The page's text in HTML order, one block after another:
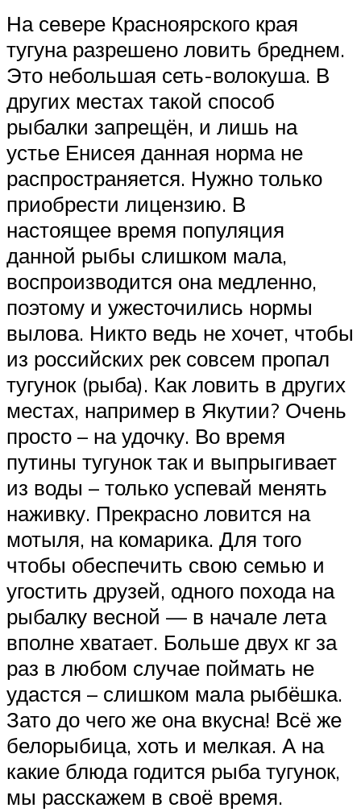
На севере Красноярского края
тугуна разрешено ловить бреднем.
Это небольшая сеть-волокуша. В
других местах такой способ
рыбалки запрещён, и лишь на
устье Енисея данная норма не
распространяется. Нужно только
приобрести лицензию. В
настоящее время популяция
данной рыбы слишком мала,
воспроизводится она медленно,
поэтому и ужесточились нормы
вылова. Никто ведь не хочет, чтобы
из российских рек совсем пропал
тугунок (рыба). Как ловить в других
местах, например в Якутии? Очень
просто – на удочку. Во время
путины тугунок так и выпрыгивает
из воды – только успевай менять
наживку. Прекрасно ловится на
мотыля, на комарика. Для того
чтобы обеспечить свою семью и
угостить друзей, одного похода на
рыбалку весной — в начале лета
вполне хватает. Больше двух кг за
раз в любом случае поймать не
удастся – слишком мала рыбёшка.
Зато до чего же она вкусна! Всё же
белорыбица, хоть и мелкая. А на
какие блюда годится рыба тугунок,
мы расскажем в своё время.